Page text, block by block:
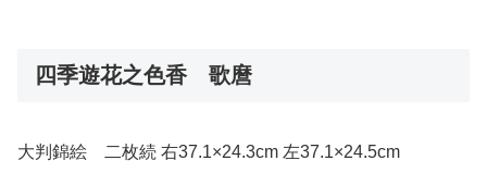
四季遊花之色香 歌麿
大判錦絵 二枚続 右37.1×24.3cm 左37.1×24.5cm